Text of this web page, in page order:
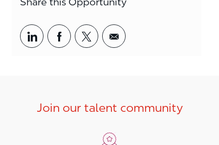
Share via LinkedIn
Share via Facebook
Share via twitter
Share via email
Join our talent community